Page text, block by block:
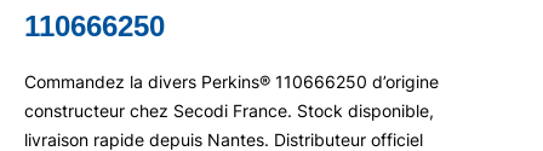
110666250
Commandez la divers Perkins® 110666250 d’origine
constructeur chez Secodi France. Stock disponible,
livraison rapide depuis Nantes. Distributeur officiel